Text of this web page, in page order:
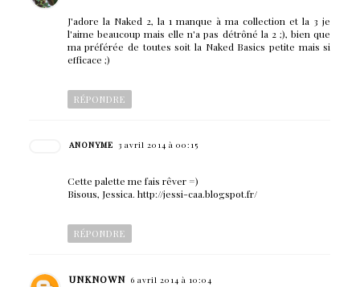
J'adore la Naked 2, la 1 manque à ma collection et la 3 je
l'aime beaucoup mais elle n'a pas détrôné la 2 ;), bien que
ma préférée de toutes soit la Naked Basics petite mais si
efficace ;)
RÉPONDRE
ANONYME 3 avril 2014 à 00:15
Cette palette me fais rêver =)
Bisous, Jessica. http://jessi-caa.blogspot.fr/
RÉPONDRE
UNKNOWN 6 avril 2014 à 10:04